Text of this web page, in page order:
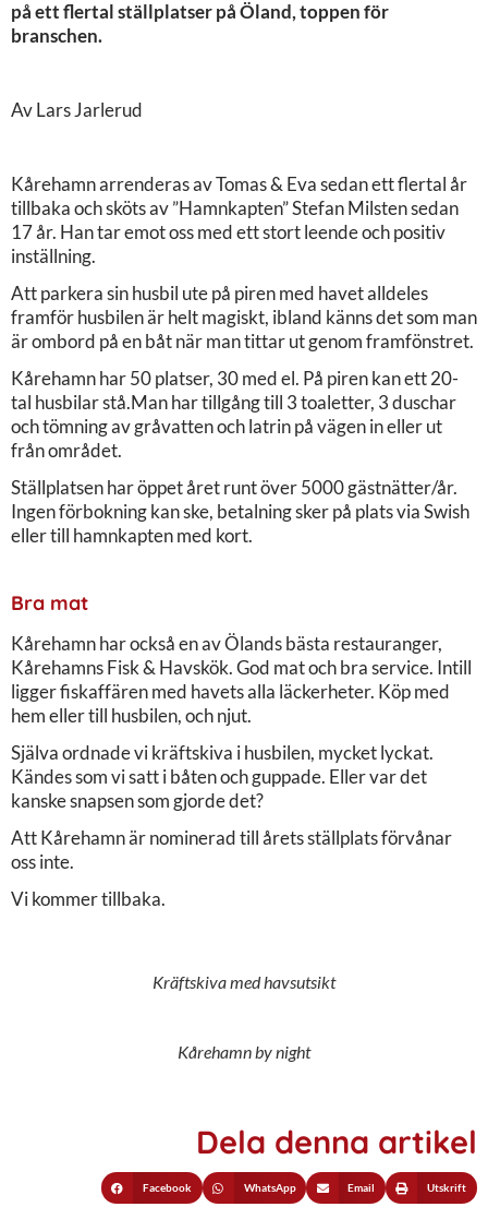
på ett flertal ställplatser på Öland, toppen för
branschen.
Av Lars Jarlerud
Kårehamn arrenderas av Tomas & Eva sedan ett flertal år
tillbaka och sköts av ”Hamnkapten” Stefan Milsten sedan
17 år. Han tar emot oss med ett stort leende och positiv
inställning.
Att parkera sin husbil ute på piren med havet alldeles
framför husbilen är helt magiskt, ibland känns det som man
är ombord på en båt när man tittar ut genom framfönstret.
Kårehamn har 50 platser, 30 med el. På piren kan ett 20-
tal husbilar stå.Man har tillgång till 3 toaletter, 3 duschar
och tömning av gråvatten och latrin på vägen in eller ut
från området.
Ställplatsen har öppet året runt över 5000 gästnätter/år.
Ingen förbokning kan ske, betalning sker på plats via Swish
eller till hamnkapten med kort.
Bra mat
Kårehamn har också en av Ölands bästa restauranger,
Kårehamns Fisk & Havskök. God mat och bra service. Intill
ligger fiskaffären med havets alla läckerheter. Köp med
hem eller till husbilen, och njut.
Själva ordnade vi kräftskiva i husbilen, mycket lyckat.
Kändes som vi satt i båten och guppade. Eller var det
kanske snapsen som gjorde det?
Att Kårehamn är nominerad till årets ställplats förvånar
oss inte.
Vi kommer tillbaka.
Kräftskiva med havsutsikt
Kårehamn by night
Dela denna artikel
Facebook WhatsApp Email Utskrift